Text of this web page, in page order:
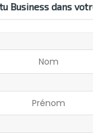
Business dans